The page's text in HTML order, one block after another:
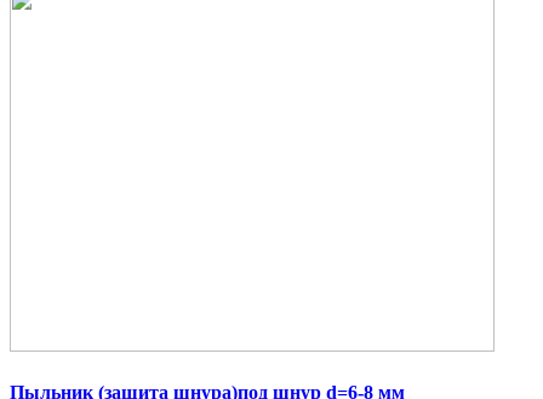
Пыльник (защита шнура)под шнур d=6-8 мм